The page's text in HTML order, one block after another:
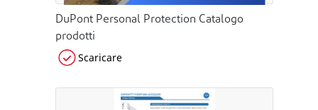
DuPont Personal Protection Catalogo
prodotti
Scaricare